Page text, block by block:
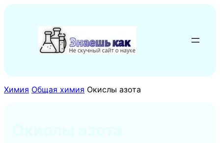
содержимому
Химия Общая химия Окислы азота